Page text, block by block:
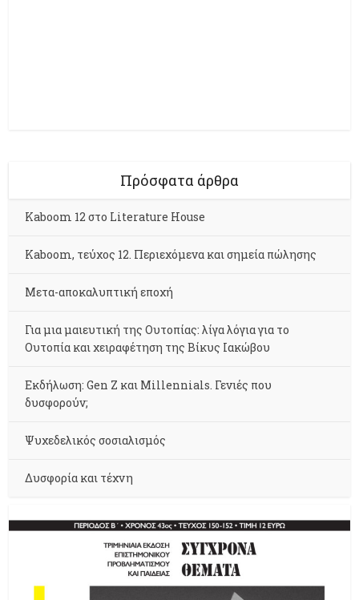
Πρόσφατα άρθρα
Kaboom 12 στο Literature House
Kaboom, τεύχος 12. Περιεχόμενα και σημεία πώλησης
Μετα-αποκαλυπτική εποχή
Για μια μαιευτική της Ουτοπίας: λίγα λόγια για το
Ουτοπία και χειραφέτηση της Βίκυς Ιακώβου
Εκδήλωση: Gen Z και Millennials. Γενιές που
δυσφορούν;
Ψυχεδελικός σοσιαλισμός
Δυσφορία και τέχνη